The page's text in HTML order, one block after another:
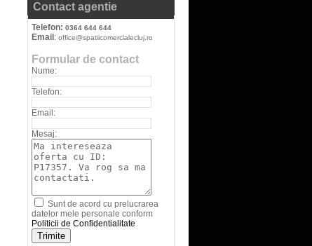
Contact agentie
Telefon: 0364 644 644
Email : office@spatiicomercialecluj.ro
Formular de contact
Nume:
Telefon:
Email:
Mesaj:
Sunt de acord cu prelucrarea
datelor mele personale conform
Politicii de Confidentialitate